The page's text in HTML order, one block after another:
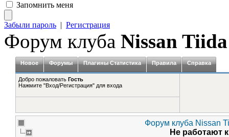
Запомнить меня
Забыли пароль | Регистрация
Форум клуба Nissan Tiida
Новое Форумы Плагины Статистика Правила Справка
Добро пожаловать Гость
Нажмите "Вход/Регистрация" для входа
Форум клуба Nissan
Не работают